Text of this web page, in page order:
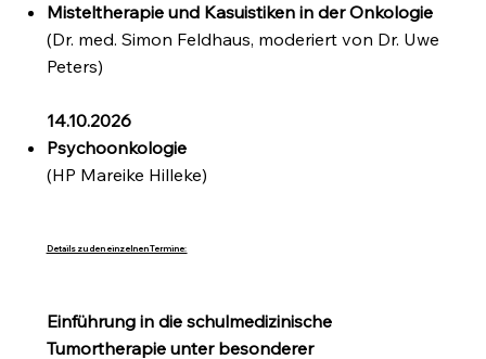
Misteltherapie und Kasuistiken in der Onkologie
(Dr. med. Simon Feldhaus, moderiert von Dr. Uwe
Peters)
14.10.2026
Psychoonkologie
(HP Mareike Hilleke)
Details zu den einzelnen Termine:
Einführung in die schulmedizinische
Tumortherapie unter besonderer